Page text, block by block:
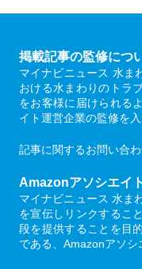
掲載記事の監修につ
マイナビニュース 水ま
おける水まわりのトラ
をお客様に届けられる
イト運営企業の監修を入
記事に関するお問い合
Amazonアソシエイ
マイナビニュース 水ま
を宣伝しリンクするこ
段を提供することを目
である、Amazonアソシ